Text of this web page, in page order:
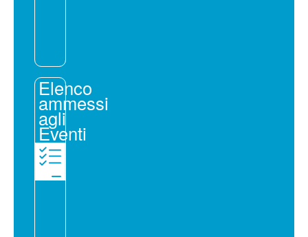
Elenco
ammessi
agli
Eventi